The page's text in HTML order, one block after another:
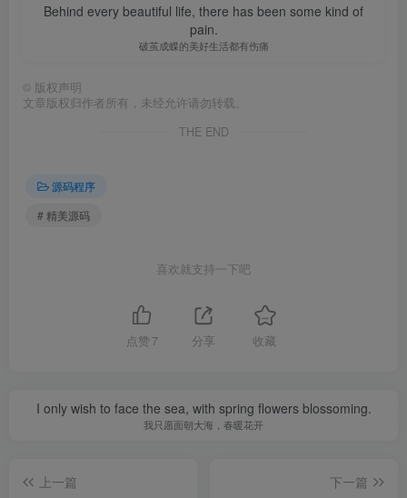
Behind every beautiful life, there has been some kind of
pain.
破茧成蝶的美好生活都有伤痛
© 版权声明
文章版权归作者所有，未经允许请勿转载。
THE END
源码程序
# 精美源码
喜欢就支持一下吧
点赞 7 分享 收藏
I only wish to face the sea, with spring flowers blossoming.
我只愿面朝大海，春暖花开
上一篇
下一篇